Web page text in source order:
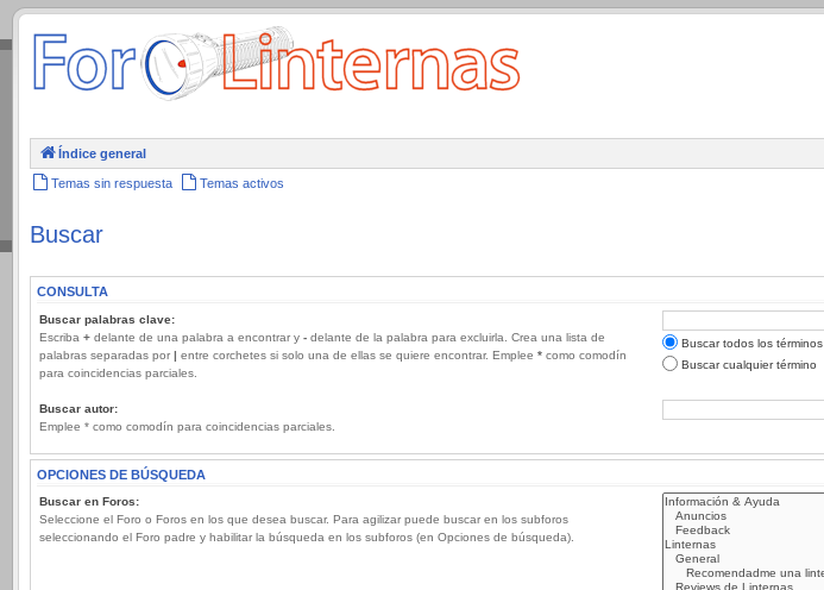
.
Índice general
Temas sin respuesta Temas activos
Buscar
CONSULTA
Buscar palabras clave:
Escriba + delante de una palabra a encontrar y - delante de la palabra para excluirla. Crea una lista de
palabras separadas por | entre corchetes si solo una de ellas se quiere encontrar. Emplee * como comodín
para coincidencias parciales.
Buscar todos los términos
Buscar cualquier término
Buscar autor:
Emplee * como comodín para coincidencias parciales.
OPCIONES DE BÚSQUEDA
Buscar en Foros:
Seleccione el Foro o Foros en los que desea buscar. Para agilizar puede buscar en los subforos
seleccionando el Foro padre y habilitar la búsqueda en los subforos (en Opciones de búsqueda).